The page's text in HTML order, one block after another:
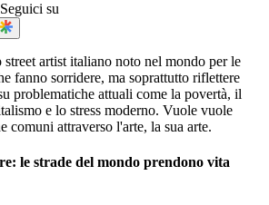
Seguici su
artist italiano noto nel mondo per le
fanno sorridere, ma soprattutto riflettere
problematiche attuali come la povertà, il
e lo stress moderno. Vuole vuole
comuni attraverso l'arte, la sua arte.
le strade del mondo prendono vita